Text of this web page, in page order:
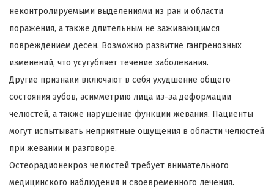
неконтролируемыми выделениями из ран и области
поражения, а также длительным не заживающимся
повреждением десен. Возможно развитие гангренозных
изменений, что усугубляет течение заболевания.
Другие признаки включают в себя ухудшение общего
состояния зубов, асимметрию лица из-за деформации
челюстей, а также нарушение функции жевания. Пациенты
могут испытывать неприятные ощущения в области челюстей
при жевании и разговоре.
Остеорадионекроз челюстей требует внимательного
медицинского наблюдения и своевременного лечения.